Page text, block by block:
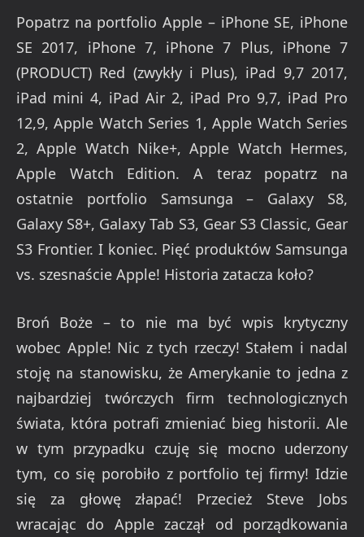
Popatrz na portfolio Apple – iPhone SE, iPhone
SE 2017, iPhone 7, iPhone 7 Plus, iPhone 7
(PRODUCT) Red (zwykły i Plus), iPad 9,7 2017,
iPad mini 4, iPad Air 2, iPad Pro 9,7, iPad Pro
12,9, Apple Watch Series 1, Apple Watch Series
2, Apple Watch Nike+, Apple Watch Hermes,
Apple Watch Edition. A teraz popatrz na
ostatnie portfolio Samsunga – Galaxy S8,
Galaxy S8+, Galaxy Tab S3, Gear S3 Classic, Gear
S3 Frontier. I koniec. Pięć produktów Samsunga
vs. szesnaście Apple! Historia zatacza koło?
Broń Boże – to nie ma być wpis krytyczny
wobec Apple! Nic z tych rzeczy! Stałem i nadal
stoję na stanowisku, że Amerykanie to jedna z
najbardziej twórczych firm technologicznych
świata, która potrafi zmieniać bieg historii. Ale
w tym przypadku czuję się mocno uderzony
tym, co się porobiło z portfolio tej firmy! Idzie
się za głowę złapać! Przecież Steve Jobs
wracając do Apple zaczął od porządkowania